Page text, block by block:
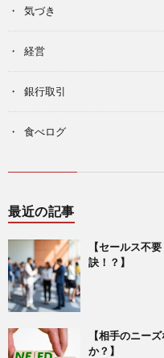
気づき
経営
銀行取引
食べログ
最近の記事
【セールス不
訣！？】
【相手のニー
か？】